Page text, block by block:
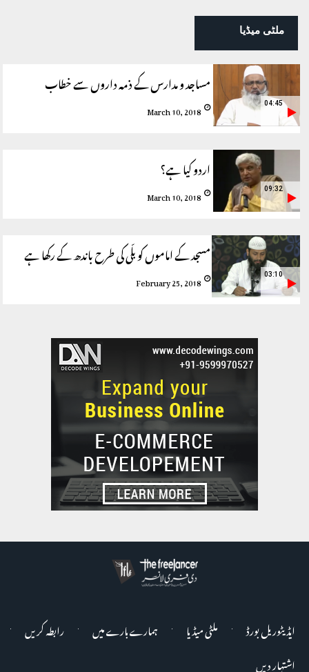
ملٹی میڈیا
مساجد و مدارس کے ذمہ داروں سے خطاب
March 10, 2018 04:45
اردو کیا ہے؟
March 10, 2018 09:32
مسجد کے اماموں کو بلّی کی طرح باندھ کے رکھا ہے
February 25, 2018 03:10
ایڈیٹوریل بورڈ ملٹی میڈیا ہمارے بارے میں
رابطہ کریں
اشتہار دیں